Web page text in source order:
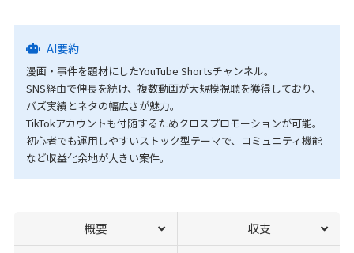
AI要約
漫画・事件を題材にしたYouTube Shortsチャンネル。
SNS経由で伸長を続け、複数動画が大規模視聴を獲得しており、
バズ実績とネタの幅広さが魅力。
TikTokアカウントも付随するためクロスプロモーションが可能。
初心者でも運用しやすいストック型テーマで、コミュニティ機能
など収益化余地が大きい案件。
概要 収支